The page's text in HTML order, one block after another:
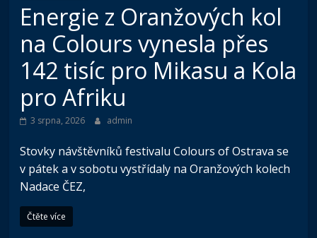
Energie z Oranžových kol
na Colours vynesla přes
142 tisíc pro Mikasu a Kola
pro Afriku
3 srpna, 2026 admin
Stovky návštěvníků festivalu Colours of Ostrava se
v pátek a v sobotu vystřídaly na Oranžových kolech
Nadace ČEZ,
Čtěte více